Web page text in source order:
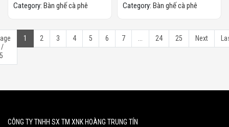
Category: Bàn ghế cà phê Category: Bàn ghế cà phê
/
1 2 3 4 5 6 7 24 25 Next
CÔNG TY TNHH SX TM XNK HOÀNG TRUNG TÍN